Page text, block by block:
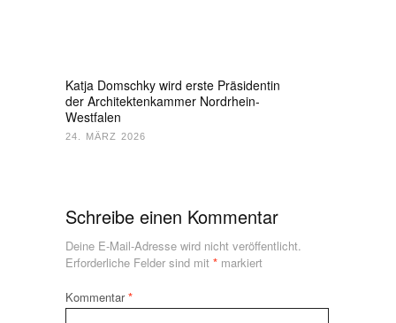
Katja Domschky wird erste Präsidentin
der Architektenkammer Nordrhein-
Westfalen
24. MÄRZ 2026
Schreibe einen Kommentar
Deine E-Mail-Adresse wird nicht veröffentlicht.
Erforderliche Felder sind mit * markiert
Kommentar*